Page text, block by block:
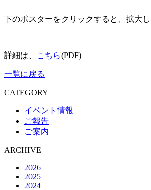
下のポスターをクリックすると、拡大し
詳細は、 こちら(PDF)
一覧に戻る
CATEGORY
イベント情報
ご報告
ご案内
ARCHIVE
2026
2025
2024